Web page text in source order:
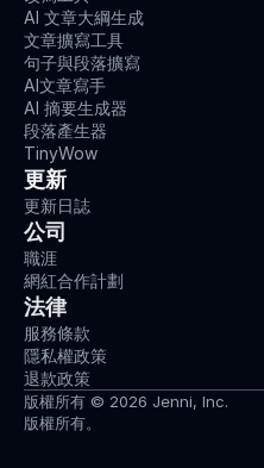
AI 文章大綱生成
文章擴寫工具
句子與段落擴寫
AI文章寫手
AI 摘要生成器
段落產生器
TinyWow
更新
更新日誌
公司
職涯
網紅合作計劃
法律
服務條款
隱私權政策
退款政策
版權所有 © 2026 Jenni, Inc.
版權所有。